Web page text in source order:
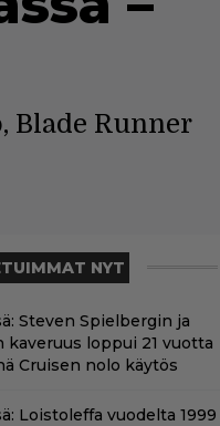
Blade Runner
NYT
Steven Spielbergin ja
kaveruus loppui 21 vuotta
Cruisen nolo käytös
Loistoleffa vuodelta 1999